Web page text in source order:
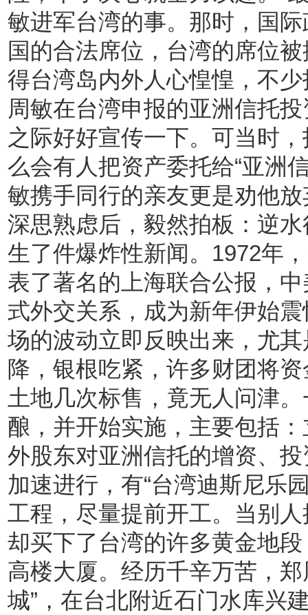
敏进军台湾的事。那时，国
国的合法席位，台湾的席位
得台湾岛内外人心惶惶，不
周敏在台湾申报的亚洲信托
之际好好宣传一下。可当时
么会有人把资产委托给“亚洲
敏携手同行的亲友更是劝他
深思熟虑后，毅然拍板：逆
生了件爆炸性新闻。1972年
表了著名的上海联合公报，
式外交关系，成为新年伊始
场的波动立即反映出来，尤
降，银根吃紧，许多财团将
土地几次标售，竟无人问津
酿，并开始实施，主要包括
外股东对亚洲信托的增资、
加速进行，有“台湾迪斯尼乐
工程，尽量提前开工。当别
却买下了台湾的许多黄金地
高楼大厦。经历千辛万苦，
城”，在台北附近石门水库兴